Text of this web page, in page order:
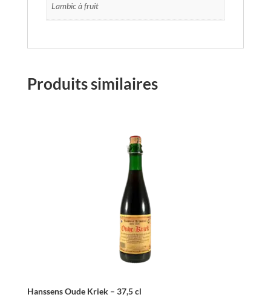
Lambic à fruit
Produits similaires
Hanssens Oude Kriek – 37,5 cl